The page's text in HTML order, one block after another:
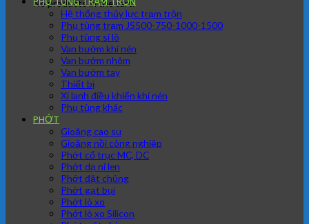
No products in the cart.
Hệ thống thủy lực trạm trộn
Phụ tùng trạm JS500-750-1000-1500
Phụ tùng si lô
Van bướm khí nén
Van bướm nhôm
Van bướm tay
Thiết bị
Xi lanh điều khiển khí nén
Phụ tùng khác
PHỚT
Gioăng cao su
Gioăng nồi công nghiệp
Phớt cổ trục MC, DC
Phớt dạ nỉ len
Phớt đặt chủng
Phớt gạt bụi
Phớt lò xo
Phớt lò xo Silicon